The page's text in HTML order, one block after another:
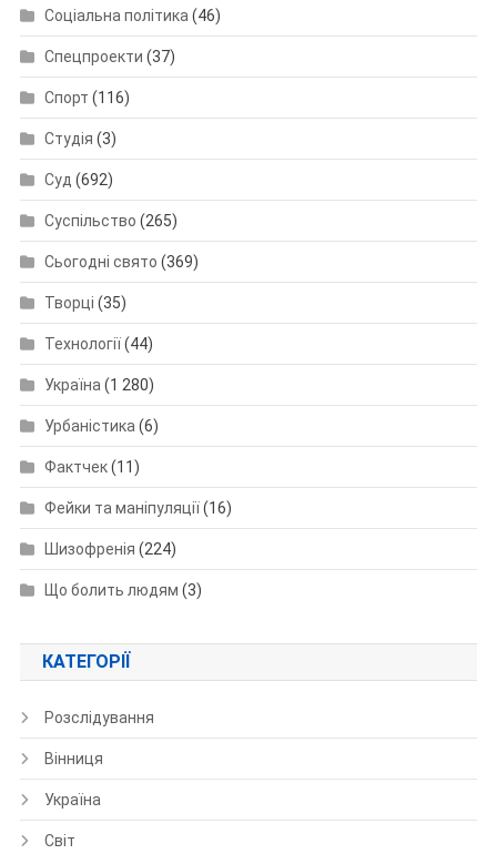
Соціальна політика (46)
Спецпроекти (37)
Спорт (116)
Студія (3)
Суд (692)
Суспільство (265)
Сьогодні свято (369)
Творці (35)
Технології(44)
Україна (1 280)
Урбаністика (6)
Фактчек(11)
Фейки та маніпуляції(16)
Шизофренія (224)
Що болить людям (3)
КАТЕГОРІЇ
Розслідування
Вінниця
Україна
Світ